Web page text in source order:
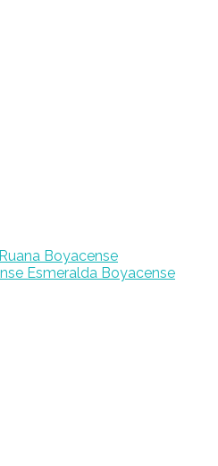
Ruana Boyacense
Esmeralda Boyacense